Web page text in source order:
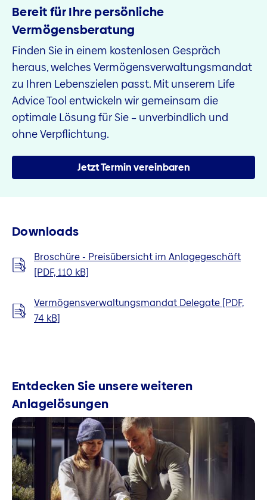
Bereit für Ihre persönliche
Vermögensberatung
Finden Sie in einem kostenlosen Gespräch
heraus, welches Vermögensverwaltungsmandat
zu Ihren Lebenszielen passt. Mit unserem Life
Advice Tool entwickeln wir gemeinsam die
optimale Lösung für Sie – unverbindlich und
ohne Verpflichtung.
Jetzt Termin vereinbaren
Downloads
Broschüre - Preisübersicht im Anlagegeschäft
[PDF, 110 kB]
Vermögensverwaltungsmandat Delegate [PDF,
74 kB]
Entdecken Sie unsere weiteren
Anlagelösungen